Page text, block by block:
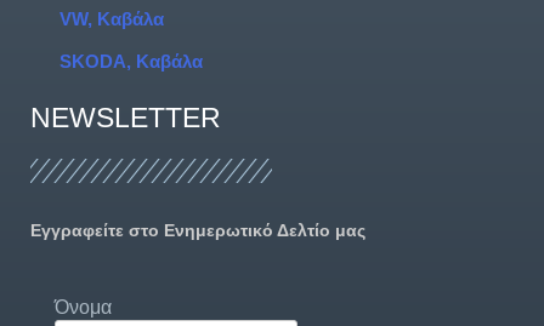
NEWSLETTER
Εγγραφείτε στο Ενημερωτικό Δελτίο μας
Όνομα
VW, Καβάλα
SKODA, Καβάλα